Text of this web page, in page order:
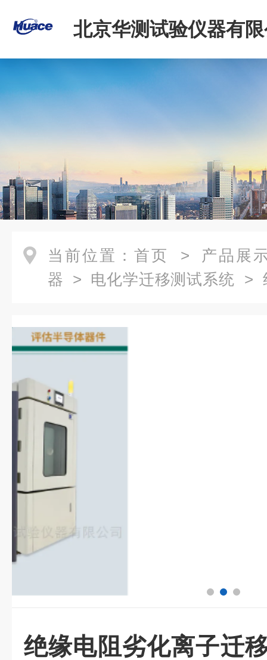
北京华测试验仪器有
当前位置： 首页 > 产品展
器 > 电化学迁移测试系统 >
绝缘电阻劣化离子迁